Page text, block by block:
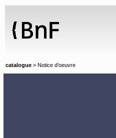
catalogue > Notice d'oeuvre